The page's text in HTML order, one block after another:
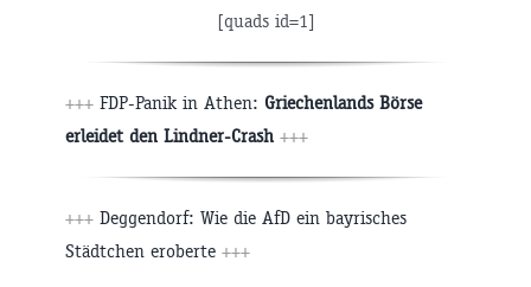
[quads id=1]
+++ FDP-Panik in Athen: Griechenlands Börse
erleidet den Lindner-Crash +++
+++ Deggendorf: Wie die AfD ein bayrisches
Städtchen eroberte +++